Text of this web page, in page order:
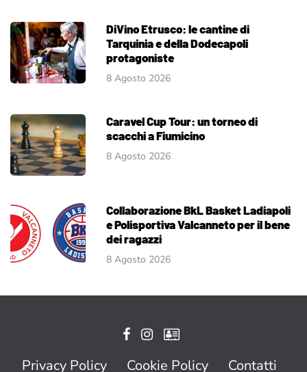
DiVino Etrusco: le cantine di
Tarquinia e della Dodecapoli
protagoniste
8 Agosto 2026
Caravel Cup Tour: un torneo di
scacchi a Fiumicino
8 Agosto 2026
Collaborazione BkL Basket Ladiapoli
e Polisportiva Valcanneto per il bene
dei ragazzi
8 Agosto 2026
Privacy Policy Cookie Policy Contatti